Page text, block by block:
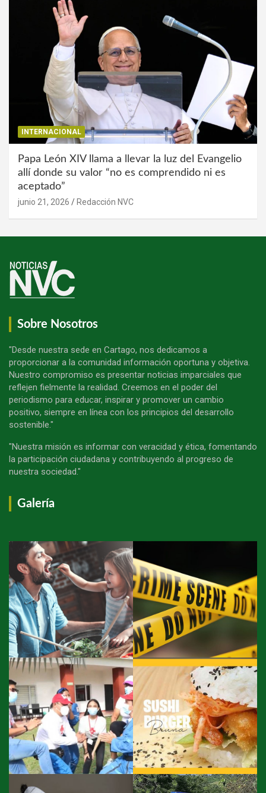
INTERNACIONAL
Papa León XIV llama a llevar la luz del Evangelio
allí donde su valor “no es comprendido ni es
aceptado”
junio 21, 2026 Redacción NVC
Sobre Nosotros
"Desde nuestra sede en Cartago, nos dedicamos a
proporcionar a la comunidad información oportuna y objetiva.
Nuestro compromiso es presentar noticias imparciales que
reflejen fielmente la realidad. Creemos en el poder del
periodismo para educar, inspirar y promover un cambio
positivo, siempre en línea con los principios del desarrollo
sostenible."
"Nuestra misión es informar con veracidad y ética, fomentando
la participación ciudadana y contribuyendo al progreso de
nuestra sociedad."
Galería